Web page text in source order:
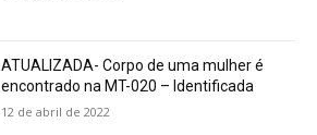
ATUALIZADA- Corpo de uma mulher é
encontrado na MT-020 – Identificada
12 de abril de 2022